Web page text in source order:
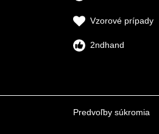
Vzorové prípady
2ndhand
Predvoľby súkromia